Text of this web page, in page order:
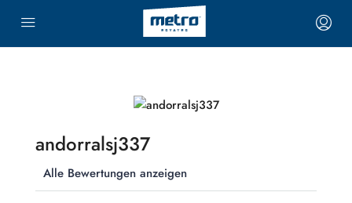
andorralsj337
Alle Bewertungen anzeigen